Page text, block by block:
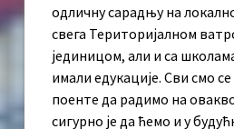
одличну сарадњу на
свега Територијалном
јединицом, али и са
имали едукације. Сви смо
поенте да радимо на
сигурно је да ћемо и у